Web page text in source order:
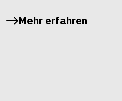
Mehr erfahren